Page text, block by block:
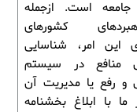
است. ازجمله
کشورهای
این امر، شناسایی
منافع در سیستم
و رفع یا مدیریت آن
با ابلاغ بخشنامه